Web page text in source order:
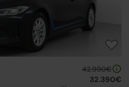
42.990€
32.390€